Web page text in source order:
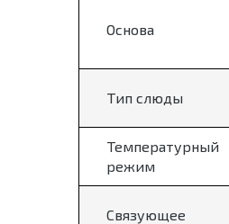
Основа
Тип слюды
Температурный
режим
Связующее